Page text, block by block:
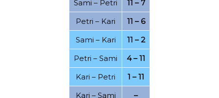
19.04.2022
11.04.2022
07.03.2022
28.02.2022
24.02.2022
21.02.2022
15.02.2022
08.02.2022
06.02.2022
17.01.2022
15.01.2022
Sami – Petri
11 – 7
Petri – Kari
11 – 6
Sami – Kari
11 – 2
Petri – Sami
4 – 11
Kari – Petri
1 – 11
Kari – Sami –